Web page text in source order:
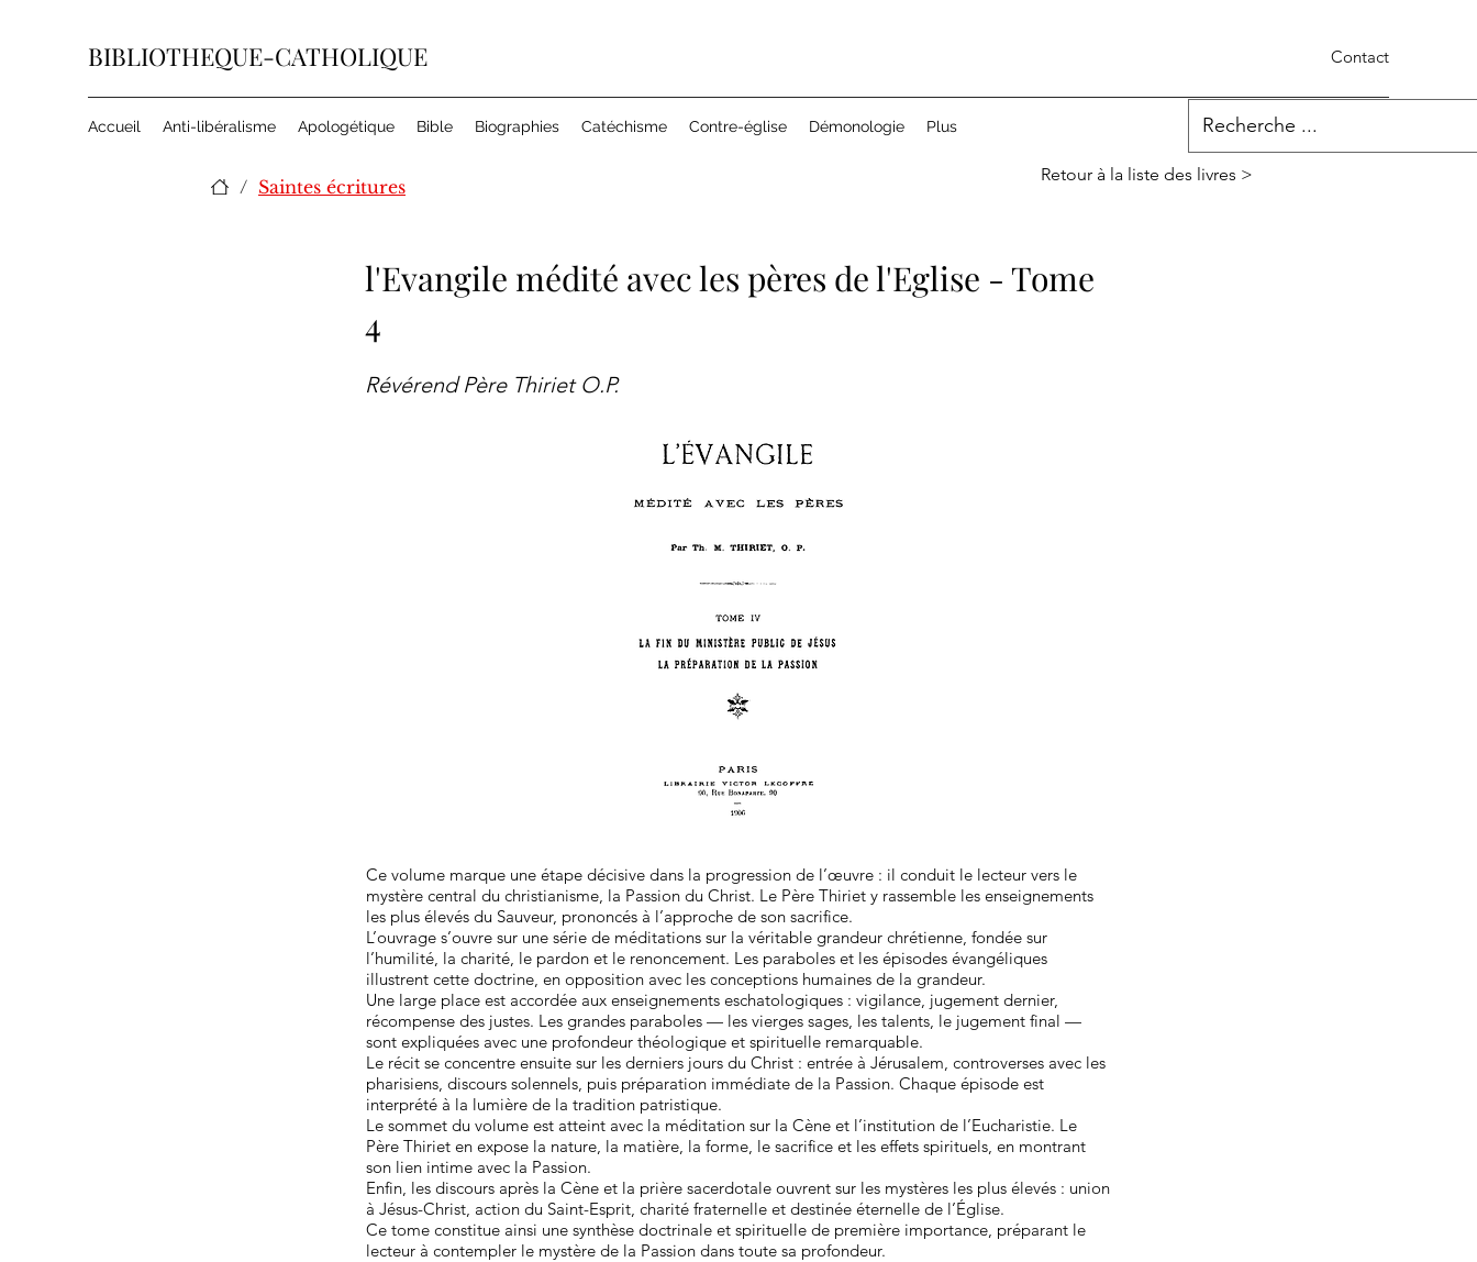
BIBLIOTHEQUE-CATHOLIQUE Contact
Accueil Anti-libéralisme Apologétique Bible Biographies Catéchisme Contre-église Démonologie Plus
/ Saintes écritures
Retour à la liste des livres >
l'Evangile médité avec les pères de l'Eglise - Tome
4
Révérend Père Thiriet O.P.
Ce volume marque une étape décisive dans la progression de l’œuvre : il conduit le lecteur vers le
mystère central du christianisme, la Passion du Christ. Le Père Thiriet y rassemble les enseignements
les plus élevés du Sauveur, prononcés à l’approche de son sacrifice.
L’ouvrage s’ouvre sur une série de méditations sur la véritable grandeur chrétienne, fondée sur
l’humilité, la charité, le pardon et le renoncement. Les paraboles et les épisodes évangéliques
illustrent cette doctrine, en opposition avec les conceptions humaines de la grandeur.
Une large place est accordée aux enseignements eschatologiques : vigilance, jugement dernier,
récompense des justes. Les grandes paraboles — les vierges sages, les talents, le jugement final —
sont expliquées avec une profondeur théologique et spirituelle remarquable.
Le récit se concentre ensuite sur les derniers jours du Christ : entrée à Jérusalem, controverses avec les
pharisiens, discours solennels, puis préparation immédiate de la Passion. Chaque épisode est
interprété à la lumière de la tradition patristique.
Le sommet du volume est atteint avec la méditation sur la Cène et l’institution de l’Eucharistie. Le
Père Thiriet en expose la nature, la matière, la forme, le sacrifice et les effets spirituels, en montrant
son lien intime avec la Passion.
Enfin, les discours après la Cène et la prière sacerdotale ouvrent sur les mystères les plus élevés : union
à Jésus-Christ, action du Saint-Esprit, charité fraternelle et destinée éternelle de l’Église.
Ce tome constitue ainsi une synthèse doctrinale et spirituelle de première importance, préparant le
lecteur à contempler le mystère de la Passion dans toute sa profondeur.